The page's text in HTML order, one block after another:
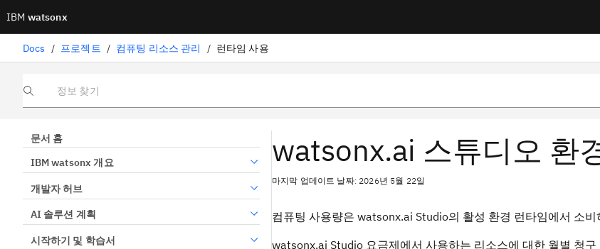
IBM watsonx
Docs / 프로젝트 / 컴퓨팅 리소스 관리 / 런타임 사용
정보 찾기
문서 홈
IBM watsonx 개요
개발자 허브
AI 솔루션 계획
시작하기 및 학습서
watsonx.ai 스튜디오 환
마지막 업데이트 날짜: 2026년 5월 22일
컴퓨팅 사용량은 watsonx.ai Studio의 활성 환경 런타임에서 소
watsonx.ai Studio 요금제에서 사용하는 리소스에 대한 월별 청